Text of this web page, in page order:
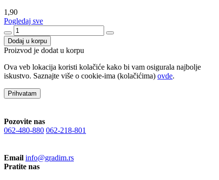
1,90
Pogledaj sve
Dodaj u korpu
Proizvod je dodat u korpu
Ova veb lokacija koristi kolačiće kako bi vam osigurala najbolje
iskustvo. Saznajte više o cookie-ima (kolačićima) ovde.
Prihvatam
Pozovite nas
062-480-880 062-218-801
Email info@gradim.rs
Pratite nas